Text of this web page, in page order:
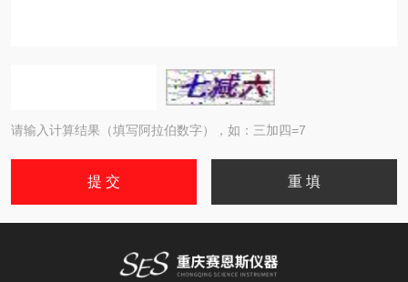
请输入计算结果（填写阿拉伯数字），如：三加四=7